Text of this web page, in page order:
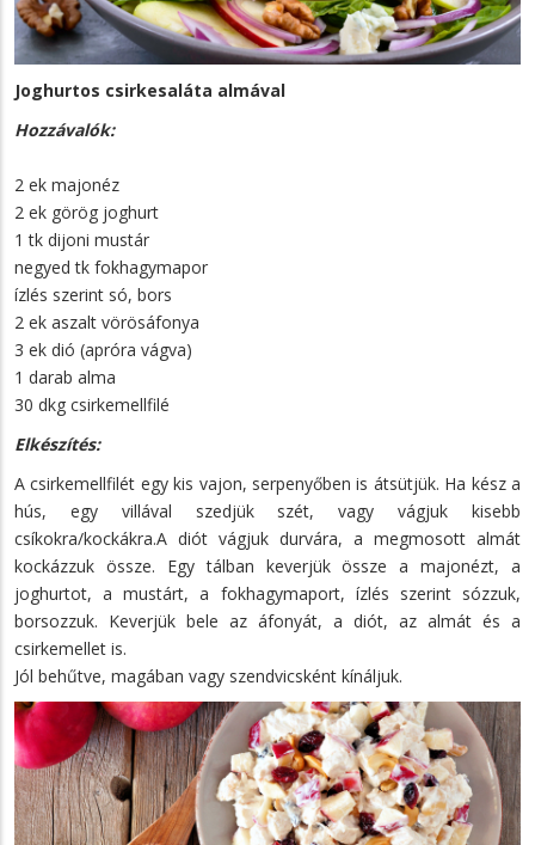
Joghurtos csirkesaláta almával
Hozzávalók:
2 ek majonéz
2 ek görög joghurt
1 tk dijoni mustár
negyed tk fokhagymapor
ízlés szerint só, bors
2 ek aszalt vörösáfonya
3 ek dió (apróra vágva)
1 darab alma
30 dkg csirkemellfilé
Elkészítés:
A csirkemellfilét egy kis vajon, serpenyőben is átsütjük. Ha kész a
hús, egy villával szedjük szét, vagy vágjuk kisebb
csíkokra/kockákra.A diót vágjuk durvára, a megmosott almát
kockázzuk össze. Egy tálban keverjük össze a majonézt, a
joghurtot, a mustárt, a fokhagymaport, ízlés szerint sózzuk,
borsozzuk. Keverjük bele az áfonyát, a diót, az almát és a
csirkemellet is.
Jól behűtve, magában vagy szendvicsként kínáljuk.